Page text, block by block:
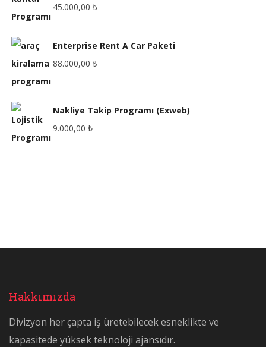
45.000,00 ₺
Enterprise Rent A Car Paketi
88.000,00 ₺
Nakliye Takip Programı (Exweb)
9.000,00 ₺
Hakkımızda
Divizyon her çapta iş üretebilecek esneklikte ve
kapasitede yüksek teknoloji ajansıdır.